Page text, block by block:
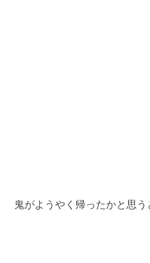
鬼がようやく帰ったかと思